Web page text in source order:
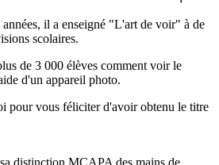
il a enseigné "L'art de voir" à de
scolaires.
de 3 000 élèves comment voir le
d'un appareil photo.
pour vous féliciter d'avoir obtenu le titre
distinction MCAPA des mains de